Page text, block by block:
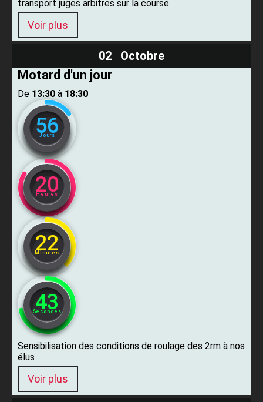
transport juges arbitres sur la course
Voir plus
02 Octobre
Motard d'un jour
De ​ 13:30 ​ à ​ 18:30
56
Jours
20
Heures
22
Minutes
42
Secondes
Sensibilisation des conditions de roulage des 2rm à nos
élus
Voir plus